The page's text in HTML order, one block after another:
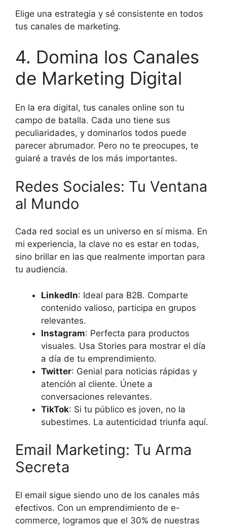
Elige una estrategia y sé consistente en todos
tus canales de marketing.
4. Domina los Canales
de Marketing Digital
En la era digital, tus canales online son tu
campo de batalla. Cada uno tiene sus
peculiaridades, y dominarlos todos puede
parecer abrumador. Pero no te preocupes, te
guiaré a través de los más importantes.
Redes Sociales: Tu Ventana
al Mundo
Cada red social es un universo en sí misma. En
mi experiencia, la clave no es estar en todas,
sino brillar en las que realmente importan para
tu audiencia.
LinkedIn: Ideal para B2B. Comparte
contenido valioso, participa en grupos
relevantes.
Instagram: Perfecta para productos
visuales. Usa Stories para mostrar el día
a día de tu emprendimiento.
Twitter: Genial para noticias rápidas y
atención al cliente. Únete a
conversaciones relevantes.
TikTok: Si tu público es joven, no la
subestimes. La autenticidad triunfa aquí.
Email Marketing: Tu Arma
Secreta
El email sigue siendo uno de los canales más
efectivos. Con un emprendimiento de e-
commerce, logramos que el 30% de nuestras